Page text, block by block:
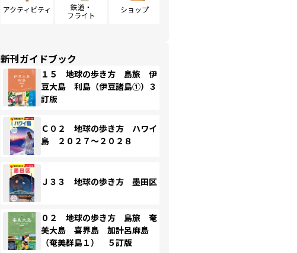
アクティビティ
鉄道・
フライト
ショップ
新刊ガイドブック
１５ 地球の歩き方 島旅 伊
豆大島 利島（伊豆諸島①）３
訂版
Ｃ０２ 地球の歩き方 ハワイ
島 ２０２７～２０２８
Ｊ３３ 地球の歩き方 墨田区
０２ 地球の歩き方 島旅 奄
美大島 喜界島 加計呂麻島
（奄美群島１） ５訂版